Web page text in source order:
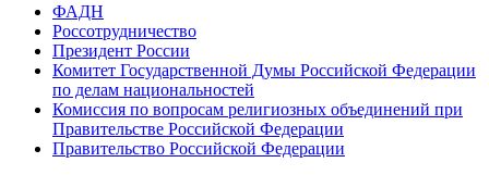
ФАДН
Россотрудничество
Президент России
Комитет Государственной Думы Российской Федерации
по делам национальностей
Комиссия по вопросам религиозных объединений при
Правительстве Российской Федерации
Правительство Российской Федерации